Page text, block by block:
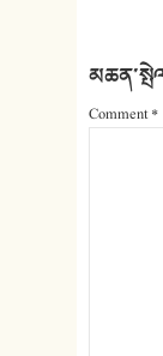
Comment*